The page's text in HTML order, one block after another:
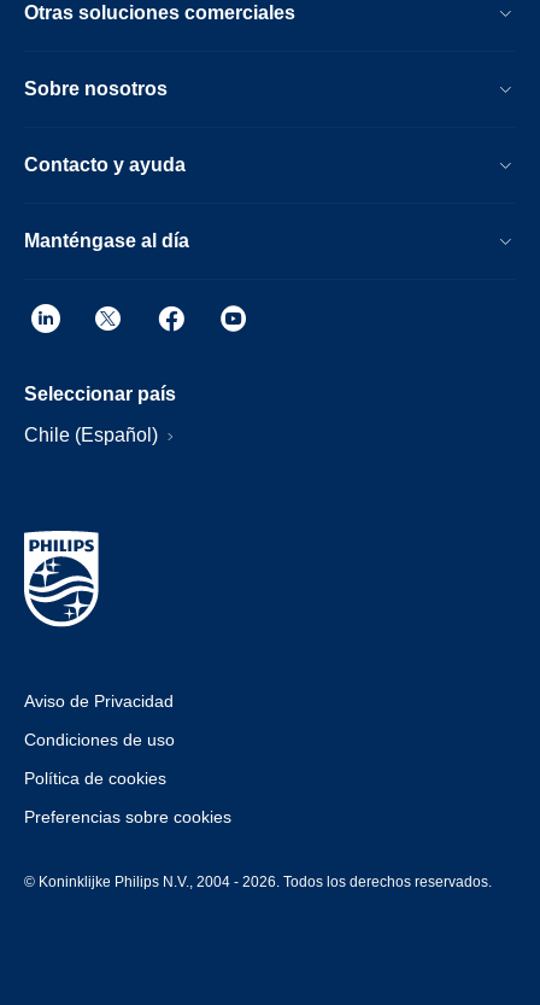
Otras soluciones comerciales
Sobre nosotros
Contacto y ayuda
Manténgase al día
Seleccionar país
Chile (Español)
Aviso de Privacidad
Condiciones de uso
Política de cookies
Preferencias sobre cookies
© Koninklijke Philips N.V., 2004 - 2026. Todos los derechos reservados.